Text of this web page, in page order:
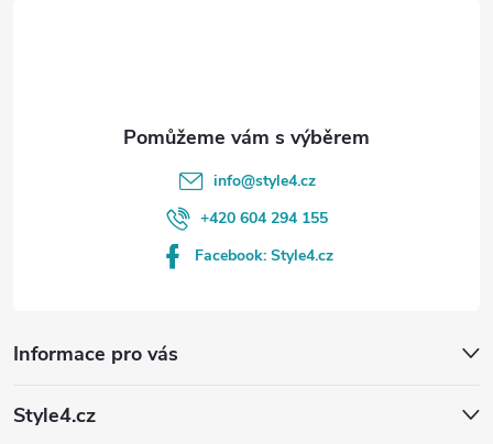
Informace pro vás
Style4.cz
info@style4.cz
+420 604 294 155
Facebook: Style4.cz